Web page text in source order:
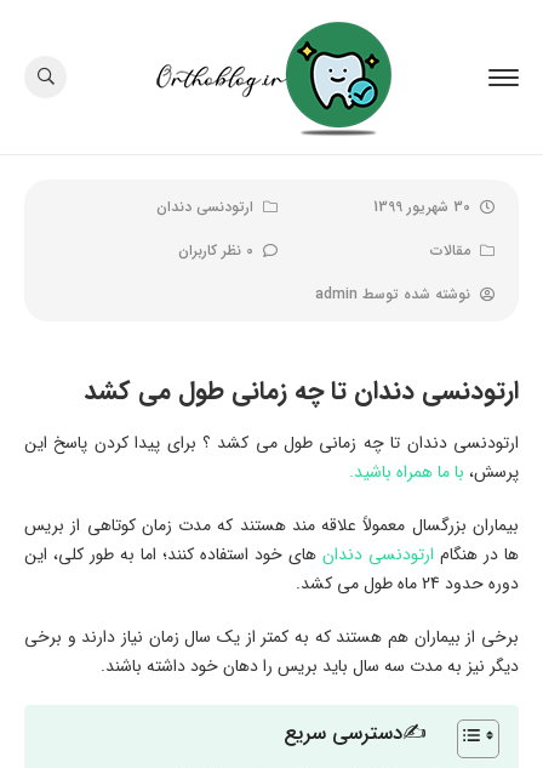
30 شهریور 1399
ارتودنسی دندان
مقالات
0 نظر کاربران
نوشته شده توسط admin
ارتودنسی دندان تا چه زمانی طول می کشد
ارتودنسی دندان تا چه زمانی طول می کشد ؟ برای پیدا کردن پاسخ این
پرسش، با ما همراه باشید.
بیماران بزرگسال معمولاً علاقه مند هستند که مدت زمان کوتاهی از بریس
ها در هنگام ارتودنسی دندان های خود استفاده کنند؛ اما به طور کلی، این
دوره حدود 24 ماه طول می کشد.
برخی از بیماران هم هستند که به کمتر از یک سال زمان نیاز دارند و برخی
دیگر نیز به مدت سه سال باید بریس را دهان خود داشته باشند.
✍دسترسی سریع